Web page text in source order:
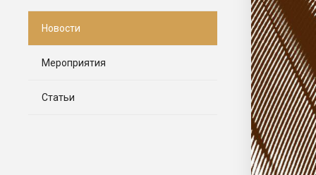
Новости
Мероприятия
Статьи